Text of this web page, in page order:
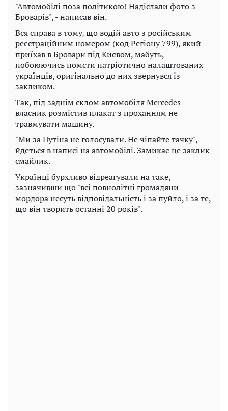
"Автомобілі поза політикою! Надіслали фото з
Броварів", - написав він.
Вся справа в тому, що водій авто з російським
реєстраційним номером (код Регіону 799), який
приїхав в Бровари під Києвом, мабуть,
побоюючись помсти патріотично налаштованих
українців, оригінально до них звернувся із
закликом.
Так, під заднім склом автомобіля Mercedes
власник розмістив плакат з проханням не
травмувати машину.
"Ми за Путіна не голосували. Не чіпайте тачку", -
йдеться в написі на автомобілі. Замикає це заклик
смайлик.
Українці бурхливо відреагували на таке,
зазначивши що "всі повнолітні громадяни
мордора несуть відповідальність і за пуйло, і за те,
що він творить останні 20 років".